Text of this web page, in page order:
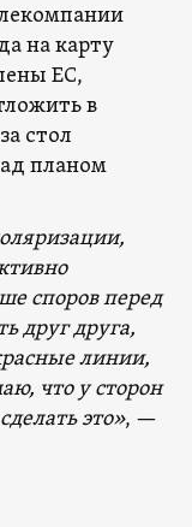
на карту
ЕС,
в
стол
планом
споров перед
друг друга,
линии,
что у сторон
это», —